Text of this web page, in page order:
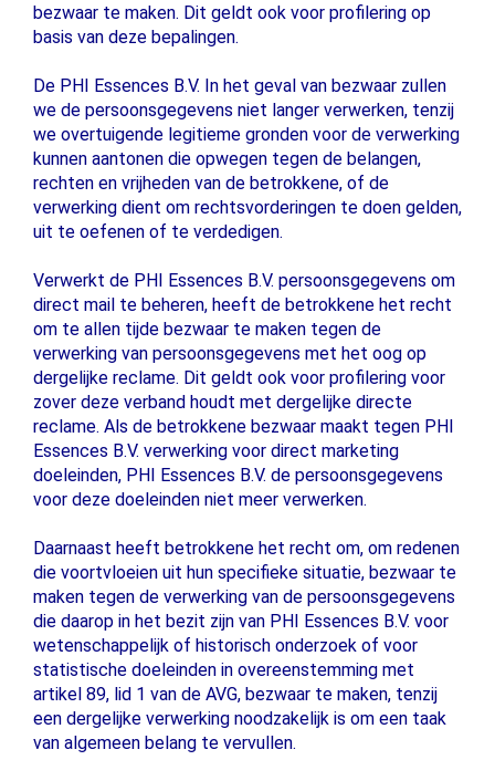
bezwaar te maken. Dit geldt ook voor profilering op
basis van deze bepalingen.
De PHI Essences B.V. In het geval van bezwaar zullen
we de persoonsgegevens niet langer verwerken, tenzij
we overtuigende legitieme gronden voor de verwerking
kunnen aantonen die opwegen tegen de belangen,
rechten en vrijheden van de betrokkene, of de
verwerking dient om rechtsvorderingen te doen gelden,
uit te oefenen of te verdedigen.
Verwerkt de PHI Essences B.V. persoonsgegevens om
direct mail te beheren, heeft de betrokkene het recht
om te allen tijde bezwaar te maken tegen de
verwerking van persoonsgegevens met het oog op
dergelijke reclame. Dit geldt ook voor profilering voor
zover deze verband houdt met dergelijke directe
reclame. Als de betrokkene bezwaar maakt tegen PHI
Essences B.V. verwerking voor direct marketing
doeleinden, PHI Essences B.V. de persoonsgegevens
voor deze doeleinden niet meer verwerken.
Daarnaast heeft betrokkene het recht om, om redenen
die voortvloeien uit hun specifieke situatie, bezwaar te
maken tegen de verwerking van de persoonsgegevens
die daarop in het bezit zijn van PHI Essences B.V. voor
wetenschappelijk of historisch onderzoek of voor
statistische doeleinden in overeenstemming met
artikel 89, lid 1 van de AVG, bezwaar te maken, tenzij
een dergelijke verwerking noodzakelijk is om een ​​taak
van algemeen belang te vervullen.